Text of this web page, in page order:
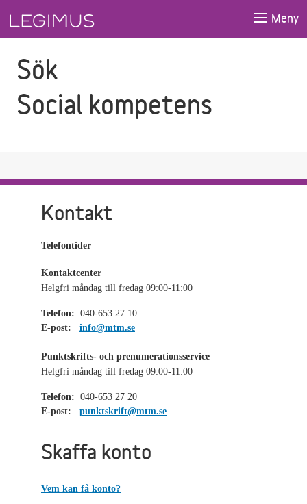
Meny
Sök
Social kompetens
Kontakt
Telefontider
Kontaktcenter
Helgfri måndag till fredag 09:00-11:00
Telefon: 040-653 27 10
E-post:
info@mtm.se
Punktskrifts- och prenumerationsservice
Helgfri måndag till fredag 09:00-11:00
Telefon: 040-653 27 20
E-post:
punktskrift@mtm.se
Skaffa konto
Vem kan få konto?